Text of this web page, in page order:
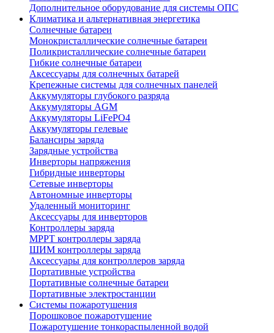
Дополнительное оборудование для системы ОПС
Климатика и альтернативная энергетика
Солнечные батареи
Монокристаллические солнечные батареи
Поликристаллические солнечные батареи
Гибкие солнечные батареи
Аксессуары для солнечных батарей
Крепежные системы для солнечных панелей
Аккумуляторы глубокого разряда
Аккумуляторы AGM
Аккумуляторы LiFePO4
Аккумуляторы гелевые
Балансиры заряда
Зарядные устройства
Инверторы напряжения
Гибридные инверторы
Сетевые инверторы
Автономные инверторы
Удаленный мониторинг
Аксессуары для инверторов
Контроллеры заряда
MPPT контроллеры заряда
ШИМ контроллеры заряда
Аксессуары для контроллеров заряда
Портативные устройства
Портативные солнечные батареи
Портативные электростанции
Системы пожаротушения
Порошковое пожаротушение
Пожаротушение тонкораспыленной водой